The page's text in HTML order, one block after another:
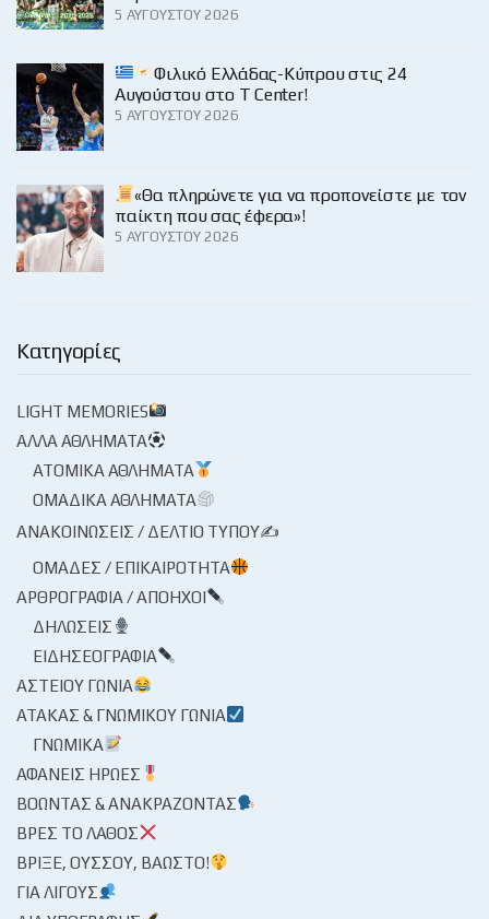
5 ΑΥΓΟΎΣΤΟΥ 2026
Φιλικό Ελλάδας-Κύπρου στις 24
Αυγούστου στο Τ Center!
5 ΑΥΓΟΎΣΤΟΥ 2026
«Θα πληρώνετε για να προπονείστε με τον
παίκτη που σας έφερα»!
5 ΑΥΓΟΎΣΤΟΥ 2026
Κατηγορίες
LIGHT MEMORIES
ΆΛΛΑ ΑΘΛΉΜΑΤΑ
ΑΤΟΜΙΚΆ ΑΘΛΉΜΑΤΑ
ΟΜΑΔΙΚΆ ΑΘΛΉΜΑΤΑ
ΑΝΑΚΟΙΝΏΣΕΙΣ / ΔΕΛΤΊΟ ΤΎΠΟΥ✍
ΟΜΆΔΕΣ / ΕΠΙΚΑΙΡΌΤΗΤΑ
ΑΡΘΡΟΓΡΑΦΊΑ / ΑΠΌΗΧΟΙ
ΔΗΛΏΣΕΙΣ
ΕΙΔΗΣΕΟΓΡΑΦΊΑ
ΑΣΤΕΊΟΥ ΓΩΝΊΑ
ΑΤΆΚΑΣ & ΓΝΩΜΙΚΟΎ ΓΩΝΊΑ
ΓΝΩΜΙΚΆ
ΑΦΑΝΕΊΣ ΉΡΩΕΣ
ΒΟΏΝΤΑΣ & ΑΝΑΚΡΆΖΟΝΤΑΣ
ΒΡΕΣ ΤΟ ΛΆΘΟΣ
ΒΡΊΞΕ, ΟΎΣΣΟΥ, ΒΆΩΣΤΟ!
ΓΙΑ ΛΊΓΟΥΣ